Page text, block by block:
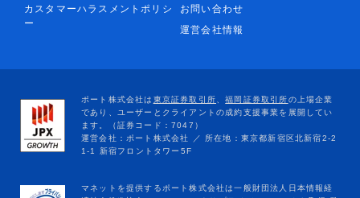
カスタマーハラスメントポリシ
ー
お問い合わせ
運営会社情報